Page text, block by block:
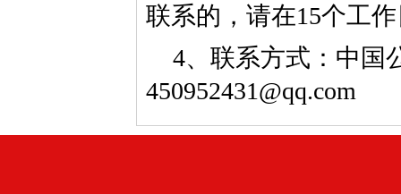
联系的，请在15个工
4、联系方式：中国
450952431@qq.com